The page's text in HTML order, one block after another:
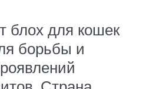
блох для кошек
борьбы и